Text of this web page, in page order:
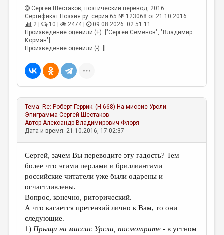
КОЛОНКА РЕДАКТОРА
РЕДКОЛЛЕГИЯ
ОТ РЕДАКЦИИ
ЭССЕИСТИКА
КУЛЬТУРОВЕДЕНИЕ
ПУБЛИЦИСТИКА
РЕЦЕНЗИРОВАНИЕ
ЦИКЛЫ ПУБЛИКАЦИЙ
ТРЕДИАКОВСКИЙ
МЕДИА
ВКОНТАКТЕ
Сергей Шестаков, поэтический перевод, 2016
Сертификат Поэзия.ру: серия 65 № 123068 от 21.10.2016
2 |
10 | 2474 |
09.08.2026. 02:51:11
Произведение оценили (+): ["Сергей Семёнов", "Владимир
Корман"]
Произведение оценили (-): []
Тема: Re: Роберт Геррик. (Н-668) На миссис Урсли.
Эпиграмма Сергей Шестаков
АвторАлександр Владимирович Флоря
Дата и время: 21.10.2016, 17:02:37
Сергей, зачем Вы переводите эту гадость? Тем
более что этими перлами и бриллиантами
российские читатели уже были одарены и
осчастливлены.
Вопрос, конечно, риторический.
А что касается претензий лично к Вам, то они
следующие.
1) Прыщи на миссис Урсли, посмотрите - в устном